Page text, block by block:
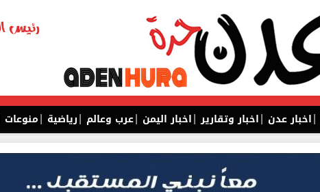
|اخبار عدن |اخبار وتقارير |اخبار اليمن |عرب وعالم |رياضية |منوعات